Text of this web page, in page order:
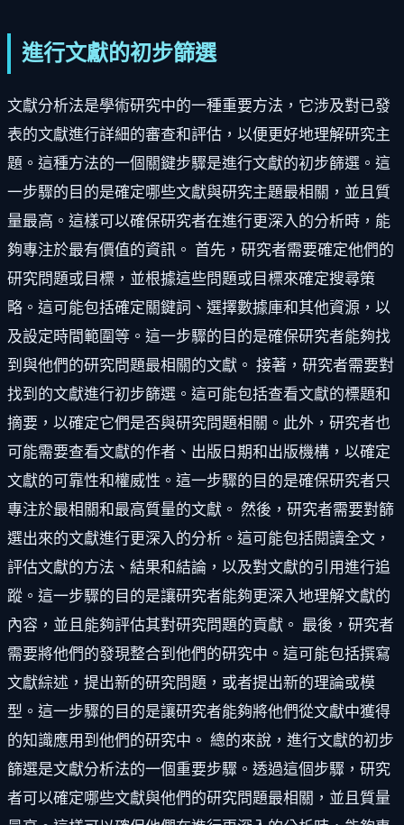
進行文獻的初步篩選
文獻分析法是學術研究中的一種重要方法，它涉及對已發
表的文獻進行詳細的審查和評估，以便更好地理解研究主
題。這種方法的一個關鍵步驟是進行文獻的初步篩選。這
一步驟的目的是確定哪些文獻與研究主題最相關，並且質
量最高。這樣可以確保研究者在進行更深入的分析時，能
夠專注於最有價值的資訊。 首先，研究者需要確定他們的
研究問題或目標，並根據這些問題或目標來確定搜尋策
略。這可能包括確定關鍵詞、選擇數據庫和其他資源，以
及設定時間範圍等。這一步驟的目的是確保研究者能夠找
到與他們的研究問題最相關的文獻。 接著，研究者需要對
找到的文獻進行初步篩選。這可能包括查看文獻的標題和
摘要，以確定它們是否與研究問題相關。此外，研究者也
可能需要查看文獻的作者、出版日期和出版機構，以確定
文獻的可靠性和權威性。這一步驟的目的是確保研究者只
專注於最相關和最高質量的文獻。 然後，研究者需要對篩
選出來的文獻進行更深入的分析。這可能包括閱讀全文，
評估文獻的方法、結果和結論，以及對文獻的引用進行追
蹤。這一步驟的目的是讓研究者能夠更深入地理解文獻的
內容，並且能夠評估其對研究問題的貢獻。 最後，研究者
需要將他們的發現整合到他們的研究中。這可能包括撰寫
文獻綜述，提出新的研究問題，或者提出新的理論或模
型。這一步驟的目的是讓研究者能夠將他們從文獻中獲得
的知識應用到他們的研究中。 總的來說，進行文獻的初步
篩選是文獻分析法的一個重要步驟。透過這個步驟，研究
者可以確定哪些文獻與他們的研究問題最相關，並且質量